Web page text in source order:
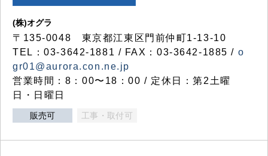
(株)オグラ
〒135-0048 東京都江東区門前仲町1-13-10
TEL：03-3642-1881 / FAX：03-3642-1885 / o
gr01@aurora.con.ne.jp
営業時間：8：00〜18：00 / 定休日：第2土曜
日・日曜日
販売可 工事・取付可